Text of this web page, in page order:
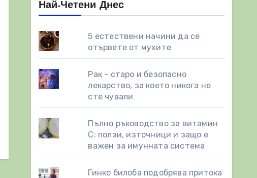
Най-Четени Днес
5 естествени начини да се
отървете от мухите
Рак - старо и безопасно
лекарство, за което никога не
сте чували
Пълно ръководство за витамин
С: ползи, източници и защо е
важен за имунната система
Гинко билоба подобрява притока